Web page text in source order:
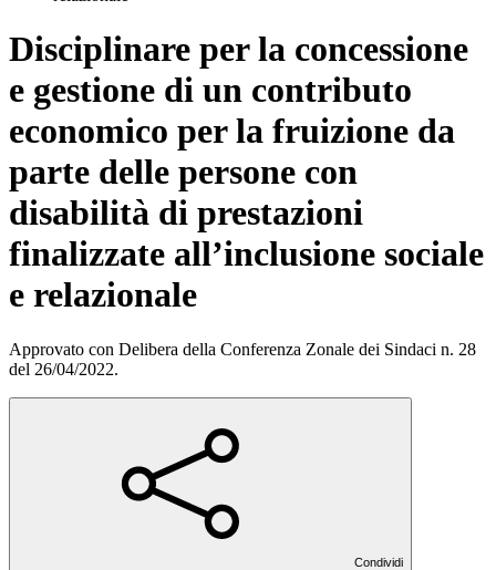
Disciplinare per la concessione
e gestione di un contributo
economico per la fruizione da
parte delle persone con
disabilità di prestazioni
finalizzate all’inclusione sociale
e relazionale
Approvato con Delibera della Conferenza Zonale dei Sindaci n. 28
del 26/04/2022.
Condividi